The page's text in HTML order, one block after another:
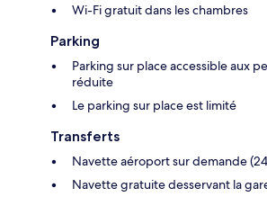
Wi-Fi gratuit dans les chambres
Parking
Parking sur place accessible aux
réduite
Le parking sur place est limité
Transferts
Navette aéroport sur demande
Navette gratuite desservant la